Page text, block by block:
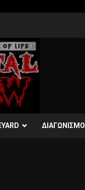
ΔΙΑΓΩΝΙΣΜΟΙ